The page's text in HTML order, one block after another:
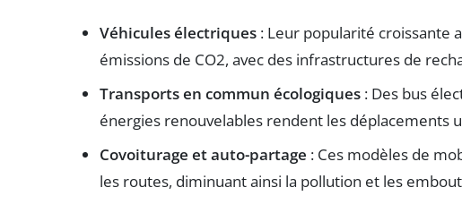
Véhicules électriques : Leur popularité croissante
émissions de CO2, avec des infrastructures de
Transports en commun écologiques : Des bus
énergies renouvelables rendent les déplacements
Covoiturage et auto-partage : Ces modèles de
les routes, diminuant ainsi la pollution et les